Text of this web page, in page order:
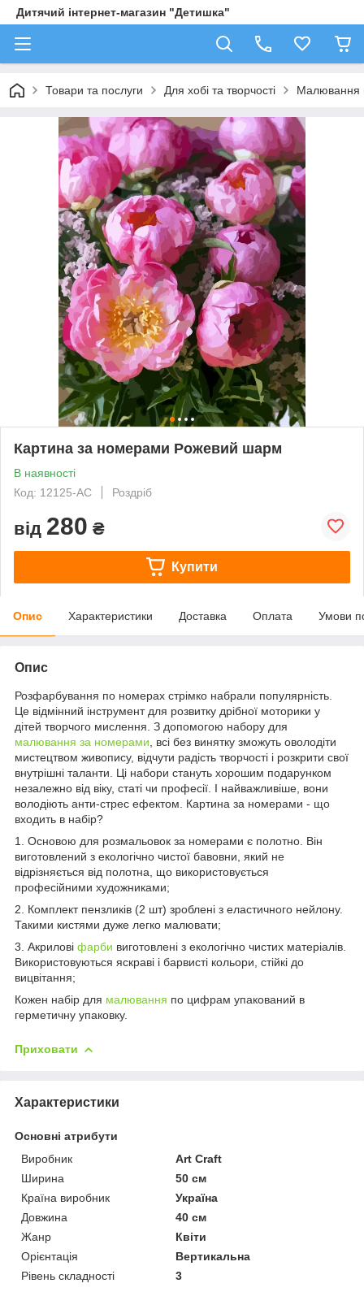
Дитячий інтернет-магазин "Детишка"
Товари та послуги Для хобі та творчості Малювання
Картина за номерами Рожевий шарм
В наявності
Код: 12125-AC
Роздріб
від 280 ₴
Купити
Опис Характеристики Доставка Оплата Умови
Опис
Розфарбування по номерах стрімко набрали популярність.
Це відмінний інструмент для розвитку дрібної моторики у
дітей творчого мислення. З допомогою набору для
малювання за номерами , всі без винятку зможуть оволодіти
мистецтвом живопису, відчути радість творчості і розкрити свої
внутрішні таланти. Ці набори стануть хорошим подарунком
незалежно від віку, статі чи професії. І найважливіше, вони
володіють анти-стрес ефектом. Картина за номерами - що
входить в набір?
1. Основою для розмальовок за номерами є полотно. Він
виготовлений з екологічно чистої бавовни, який не
відрізняється від полотна, що використовується
професійними художниками;
2. Комплект пензликів (2 шт) зроблені з еластичного нейлону.
Такими кистями дуже легко малювати;
3. Акрилові фарби виготовлені з екологічно чистих матеріалів.
Використовуються яскраві і барвисті кольори, стійкі до
вицвітання;
Кожен набір для малювання по цифрам упакований в
герметичну упаковку.
Приховати
Характеристики
Основні атрибути
Виробник
Art Craft
Ширина
50 см
Країна виробник
Україна
Довжина
40 см
Жанр
Квіти
Орієнтація
Вертикальна
Рівень складності
3